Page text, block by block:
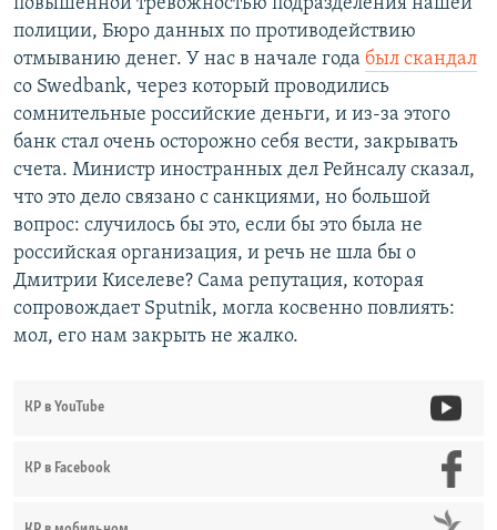
полиции, Бюро данных по противодействию
отмыванию денег. У нас в начале года был скандал
со Swedbank, через который проводились
сомнительные российские деньги, и из-за этого
банк стал очень осторожно себя вести, закрывать
счета. Министр иностранных дел Рейнсалу сказал,
что это дело связано с санкциями, но большой
вопрос: случилось бы это, если бы это была не
российская организация, и речь не шла бы о
Дмитрии Киселеве? Сама репутация, которая
сопровождает Sputnik, могла косвенно повлиять:
мол, его нам закрыть не жалко.
КР в YouTube
КР в Facebook